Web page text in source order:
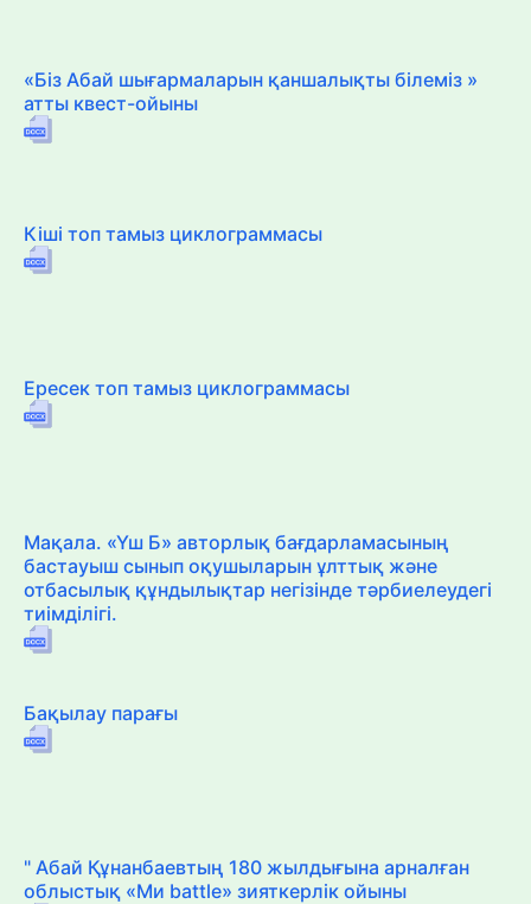
«Біз Абай шығармаларын қаншалықты білеміз »
атты квест-ойыны
Кіші топ тамыз циклограммасы
Ересек топ тамыз циклограммасы
Мақала. «Үш Б» авторлық бағдарламасының
бастауыш сынып оқушыларын ұлттық және
отбасылық құндылықтар негізінде тәрбиелеудегі
тиімділігі.
Бақылау парағы
" Абай Құнанбаевтың 180 жылдығына арналған
облыстық «Ми battle» зияткерлік ойыны